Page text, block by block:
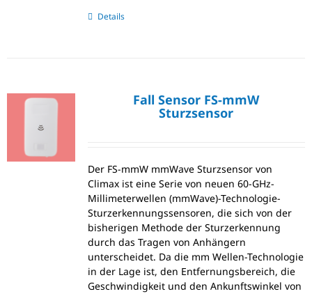
Details
Fall Sensor FS-mmW
Sturzsensor
Der FS-mmW mmWave Sturzsensor von
Climax ist eine Serie von neuen 60-GHz-
Millimeterwellen (mmWave)-Technologie-
Sturzerkennungssensoren, die sich von der
bisherigen Methode der Sturzerkennung
durch das Tragen von Anhängern
unterscheidet. Da die mm Wellen-Technologie
in der Lage ist, den Entfernungsbereich, die
Geschwindigkeit und den Ankunftswinkel von